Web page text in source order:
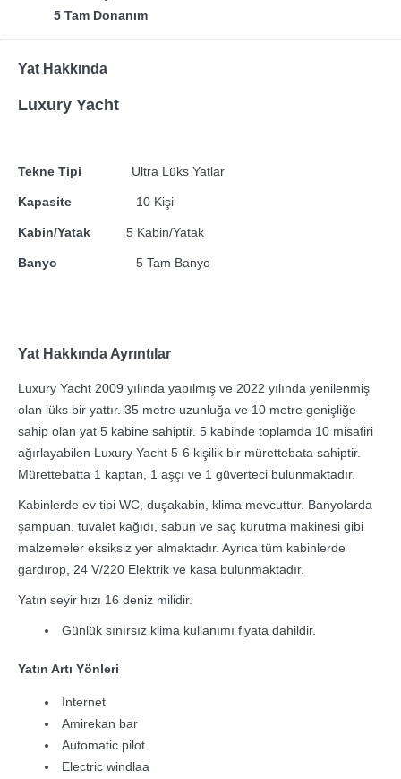
5 Tam Donanım
Yat Hakkında
Luxury Yacht
Tekne Tipi Ultra Lüks Yatlar
Kapasite 10 Kişi
Kabin/Yatak 5 Kabin/Yatak
Banyo 5 Tam Banyo
Yat Hakkında Ayrıntılar
Luxury Yacht 2009 yılında yapılmış ve 2022 yılında yenilenmiş
olan lüks bir yattır. 35 metre uzunluğa ve 10 metre genişliğe
sahip olan yat 5 kabine sahiptir. 5 kabinde toplamda 10 misafiri
ağırlayabilen Luxury Yacht 5-6 kişilik bir mürettebata sahiptir.
Mürettebatta 1 kaptan, 1 aşçı ve 1 güverteci bulunmaktadır.
Kabinlerde ev tipi WC, duşakabin, klima mevcuttur. Banyolarda
şampuan, tuvalet kağıdı, sabun ve saç kurutma makinesi gibi
malzemeler eksiksiz yer almaktadır. Ayrıca tüm kabinlerde
gardırop, 24 V/220 Elektrik ve kasa bulunmaktadır.
Yatın seyir hızı 16 deniz milidir.
Günlük sınırsız klima kullanımı fiyata dahildir.
Yatın Artı Yönleri
Internet
Amirekan bar
Automatic pilot
Electric windlaa